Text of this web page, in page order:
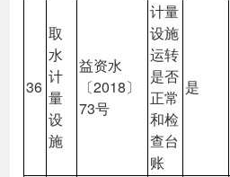
36
取
水
计
量
设
施
益资水
〔2018〕
73号
计量
设施
运转
是否
正常
和检
查台
账
是